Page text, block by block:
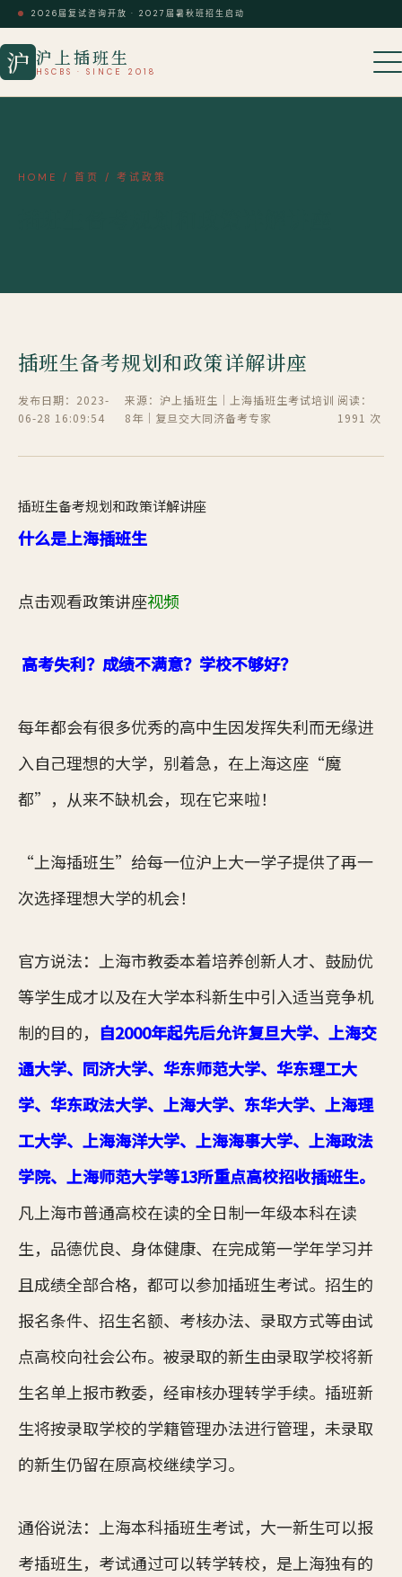
2026届复试咨询开放 · 2027届暑秋班招生启动
沪 沪上插班生
HSCBS · SINCE 2018
HOME / 首页 / 考试政策
插班生备考规划和政策详解讲座
发布日期：2023-
06-28 16:09:54
来源：沪上插班生｜上海插班生考试培训
8年｜复旦交大同济备考专家
阅读：
1991 次
插班生备考规划和政策详解讲座
什么是上海插班生
点击观看政策讲座视频
高考失利？成绩不满意？学校不够好？
每年都会有很多优秀的高中生因发挥失利而无缘进
入自己理想的大学，别着急，在上海这座“魔
都”，从来不缺机会，现在它来啦！
“上海插班生”给每一位沪上大一学子提供了再一
次选择理想大学的机会！
官方说法：上海市教委本着培养创新人才、鼓励优
等学生成才以及在大学本科新生中引入适当竞争机
制的目的， 自2000年起先后允许复旦大学、上海交
通大学、同济大学、华东师范大学、华东理工大
学、华东政法大学、上海大学、东华大学、上海理
工大学、上海海洋大学、上海海事大学、上海政法
学院、上海师范大学等13所重点高校招收插班生。
凡上海市普通高校在读的全日制一年级本科在读
生，品德优良、身体健康、在完成第一学年学习并
且成绩全部合格，都可以参加插班生考试。招生的
报名条件、招生名额、考核办法、录取方式等由试
点高校向社会公布。被录取的新生由录取学校将新
生名单上报市教委，经审核办理转学手续。插班新
生将按录取学校的学籍管理办法进行管理，未录取
的新生仍留在原高校继续学习。
通俗说法：上海本科插班生考试，大一新生可以报
考插班生，考试通过可以转学转校，是上海独有的